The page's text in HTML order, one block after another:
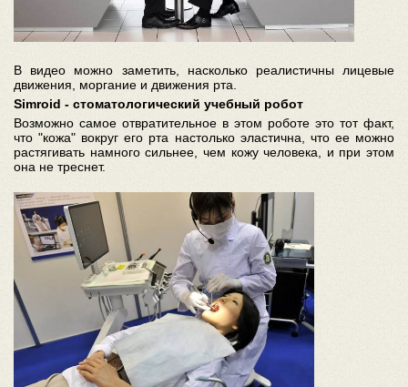
В видео можно заметить, насколько реалистичны лицевые
движения, моргание и движения рта.
Simroid - стоматологический учебный робот
Возможно самое отвратительное в этом роботе это тот факт,
что "кожа" вокруг его рта настолько эластична, что ее можно
растягивать намного сильнее, чем кожу человека, и при этом
она не треснет.